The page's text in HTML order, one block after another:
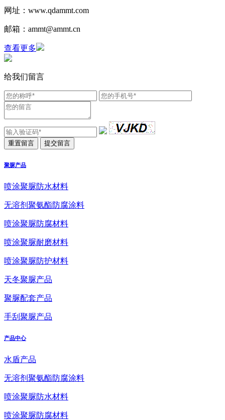
网址：www.qdammt.com
邮箱：ammt@ammt.cn
查看更多
给我们留言
聚脲产品
喷涂聚脲防水材料
无溶剂聚氨酯防腐涂料
喷涂聚脲防腐材料
喷涂聚脲耐磨材料
喷涂聚脲防护材料
天冬聚脲产品
聚脲配套产品
手刮聚脲产品
产品中心
水盾产品
无溶剂聚氨酯防腐涂料
喷涂聚脲防水材料
喷涂聚脲防腐材料